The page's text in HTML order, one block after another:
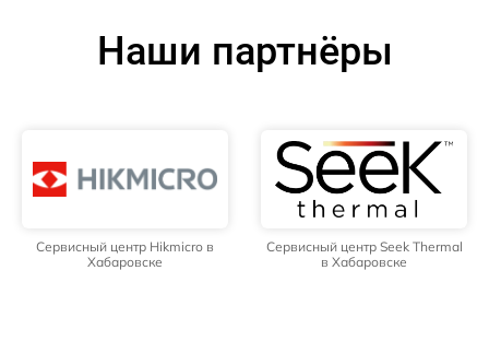
Наши партнёры
Сервисный центр Hikmicro в
Хабаровске
Сервисный центр Seek Thermal
в Хабаровске